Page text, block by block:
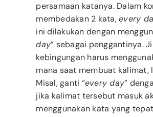
persamaan katanya. Dalam
membedakan 2 kata,every
ini dilakukan dengan
day” sebagai penggantinya.
kebingungan harus
mana saat membuat kalimat,
Misal, ganti “every day”
jika kalimat tersebut masuk
menggunakan kata yang